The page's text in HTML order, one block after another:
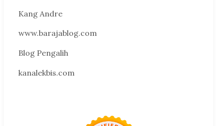
Kang Andre
www.barajablog.com
Blog Pengalih
kanalekbis.com